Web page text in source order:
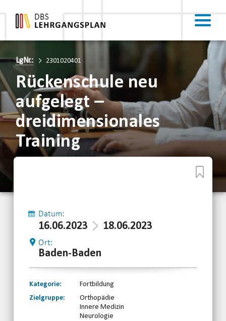
LgNr.: 2301020401
Rückenschule neu
aufgelegt –
dreidimensionales
Training
Datum:
16.06.2023 18.06.2023
Ort:
Baden-Baden
Kategorie:
Fortbildung
Zielgruppe:
Orthopädie
Innere Medizin
Neurologie